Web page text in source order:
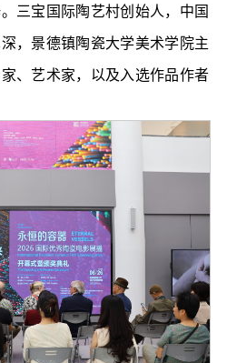
三宝国际陶艺村创始人，中国
，景德镇陶瓷大学美术学院主
、艺术家，以及入选作品作者